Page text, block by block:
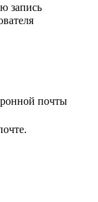
запись
почты